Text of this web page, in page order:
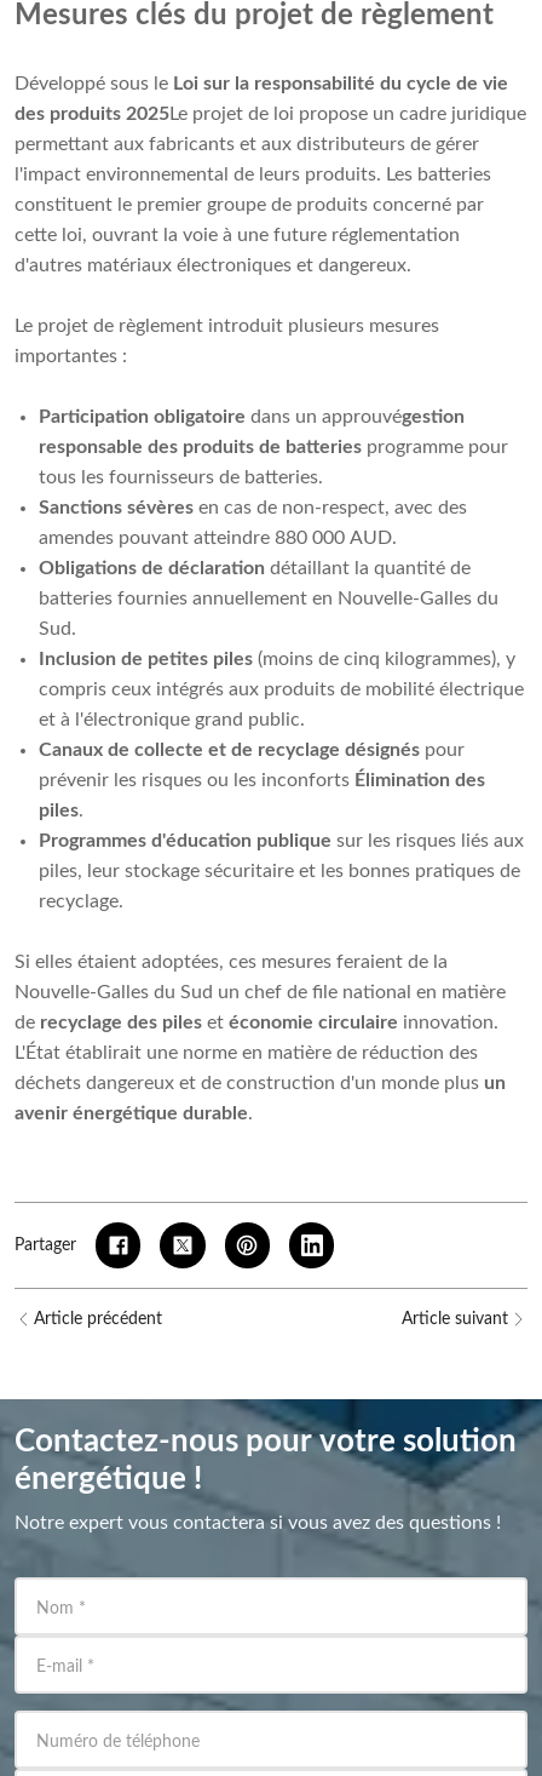
Mesures clés du projet de règlement
Développé sous le Loi sur la responsabilité du cycle de vie
des produits 2025Le projet de loi propose un cadre juridique
permettant aux fabricants et aux distributeurs de gérer
l'impact environnemental de leurs produits. Les batteries
constituent le premier groupe de produits concerné par
cette loi, ouvrant la voie à une future réglementation
d'autres matériaux électroniques et dangereux.
Le projet de règlement introduit plusieurs mesures
importantes :
Participation obligatoire dans un approuvégestion
responsable des produits de batteries programme pour
tous les fournisseurs de batteries.
Sanctions sévères en cas de non-respect, avec des
amendes pouvant atteindre 880 000 AUD.
Obligations de déclaration détaillant la quantité de
batteries fournies annuellement en Nouvelle-Galles du
Sud.
Inclusion de petites piles (moins de cinq kilogrammes), y
compris ceux intégrés aux produits de mobilité électrique
et à l'électronique grand public.
Canaux de collecte et de recyclage désignés pour
prévenir les risques ou les inconforts Élimination des
piles.
Programmes d'éducation publique sur les risques liés aux
piles, leur stockage sécuritaire et les bonnes pratiques de
recyclage.
Si elles étaient adoptées, ces mesures feraient de la
Nouvelle-Galles du Sud un chef de file national en matière
de recyclage des piles et économie circulaire innovation.
L'État établirait une norme en matière de réduction des
déchets dangereux et de construction d'un monde plus un
avenir énergétique durable.
Partager
Article précédent Article suivant
Contactez-nous pour votre solution
énergétique !
Notre expert vous contactera si vous avez des questions !
Nom *
E-mail *
Numéro de téléphone